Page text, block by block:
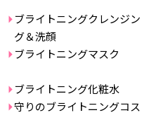
ブライトニングクレンジン
グ＆洗顔
ブライトニングマスク
ブライトニング化粧水
守りのブライトニングコス